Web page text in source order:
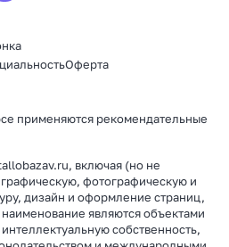
Оферта
применяются рекомендательные
включая (но не
фотографическую и
дизайн и оформление страниц,
являются объектами
собственность,